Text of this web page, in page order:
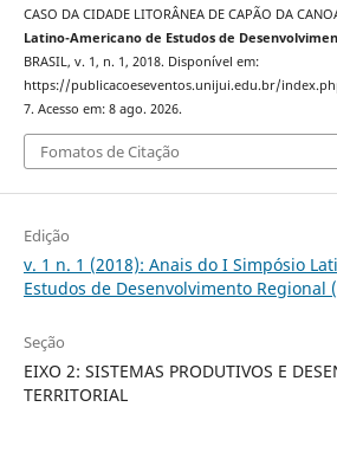
CASO DA CIDADE LITORÂNEA DE CAPÃO DA
Latino-Americano de Estudos de
BRASIL, v. 1, n. 1, 2018. Disponível em:
https://publicacoeseventos.unijui.edu.br/
7. Acesso em: 8 ago. 2026.
Fomatos de Citação
Edição
v. 1 n. 1 (2018): Anais do I Simpósio
Estudos de Desenvolvimento Regional
Seção
EIXO 2: SISTEMAS PRODUTIVOS E
TERRITORIAL